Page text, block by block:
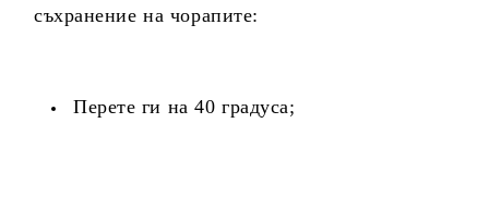
съхранение на чорапите:
Перете ги на 40 градуса;